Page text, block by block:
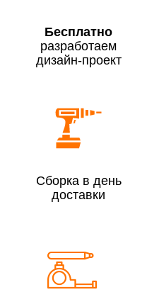
при заказе:
Бесплатно
разработаем
дизайн-проект
Сборка в день
доставки